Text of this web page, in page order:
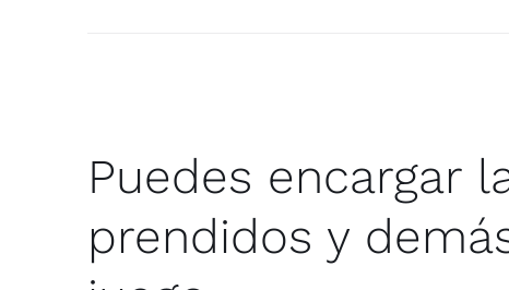
Puedes encargar
prendidos y